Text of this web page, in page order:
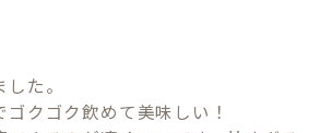
た。
クゴク飲めて美味しい！